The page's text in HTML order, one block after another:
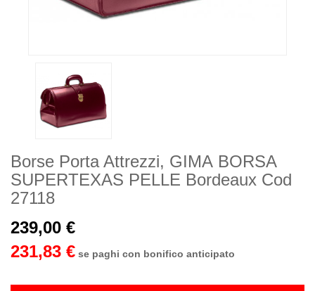
Borse Porta Attrezzi, GIMA BORSA
SUPERTEXAS PELLE Bordeaux Cod
27118
239,00 €
231,83 € se paghi con bonifico anticipato